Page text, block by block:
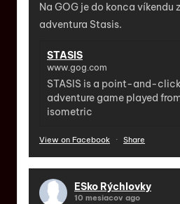
Na GOG je do konca víkendu
adventura Stasis.
STASIS
www.gog.com
STASIS is a point-and-
adventure game played
isometric
View on Facebook · Share
ESko Rýchlovky
10 mesiacov ago